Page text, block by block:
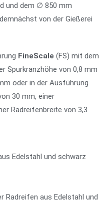
und dem ∅ 850 mm
von der Gießerei
FineScale (FS) mit dem
Spurkranzhöhe von 0,8 mm
oder in der Ausführung
30 mm, einer
Radreifenbreite von 3,3
Edelstahl und schwarz
Radreifen aus Edelstahl und